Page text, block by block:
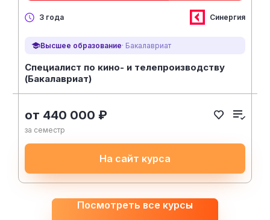
3 года Синергия
Высшее образование· Бакалавриат
Специалист по кино- и телепроизводству
(Бакалавриат)
от 440 000 ₽
за семестр
На сайт курса
Посмотреть все курсы